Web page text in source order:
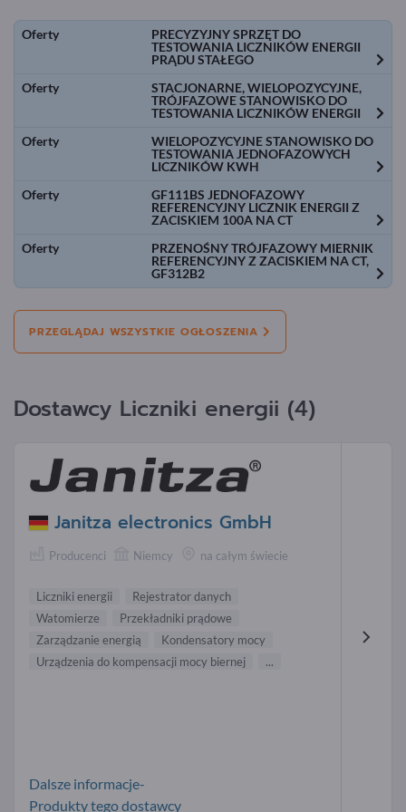
Oferty
PRECYZYJNY SPRZĘT DO
TESTOWANIA LICZNIKÓW ENERGII
PRĄDU STAŁEGO
Oferty
STACJONARNE, WIELOPOZYCYJNE,
TRÓJFAZOWE STANOWISKO DO
TESTOWANIA LICZNIKÓW ENERGII
Oferty
WIELOPOZYCYJNE STANOWISKO DO
TESTOWANIA JEDNOFAZOWYCH
LICZNIKÓW KWH
Oferty
GF111BS JEDNOFAZOWY
REFERENCYJNY LICZNIK ENERGII Z
ZACISKIEM 100A NA CT
Oferty
PRZENOŚNY TRÓJFAZOWY MIERNIK
REFERENCYJNY Z ZACISKIEM NA CT,
GF312B2
PRZEGLĄDAJ WSZYSTKIE OGŁOSZENIA
Dostawcy Liczniki energii (4)
Janitza electronics GmbH
Producenci Niemcy na całym świecie
Liczniki energii
Rejestrator danych
Watomierze
Przekładniki prądowe
Zarządzanie energią
Kondensatory mocy
Urządzenia do kompensacji mocy biernej
...
Dalsze informacje-
Produkty tego dostawcy